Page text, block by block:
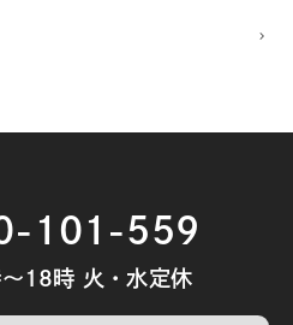
101-559
18時 火・水定休